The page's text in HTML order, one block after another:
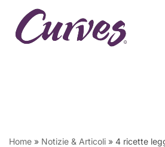
Vai
Home » Notizie & Articoli » 4 ricette